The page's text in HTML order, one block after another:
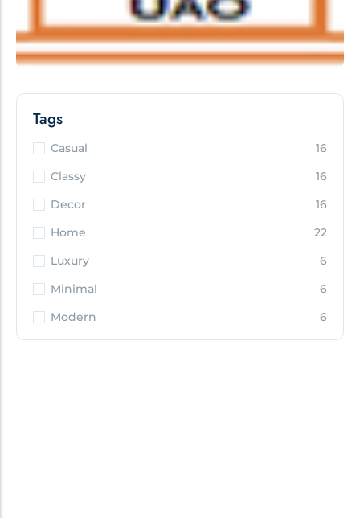
Tags
Casual
16
Classy
16
Decor
16
Home
22
Luxury
6
Minimal
6
Modern
6